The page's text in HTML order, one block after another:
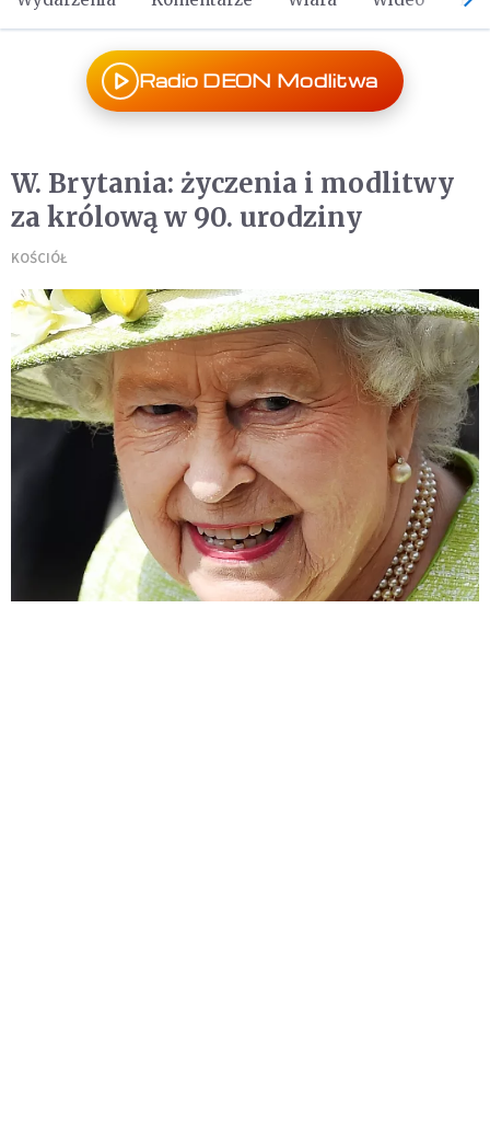
Radio DEON Modlitwa
W. Brytania: życzenia i modlitwy
za królową w 90. urodziny
KOŚCIÓŁ